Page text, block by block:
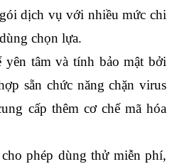
dịch vụ với nhiều mức chi
chọn lựa.
yên tâm và tính bảo mật bởi
sẵn chức năng chặn virus
cấp thêm cơ chế mã hóa
phép dùng thử miễn phí,